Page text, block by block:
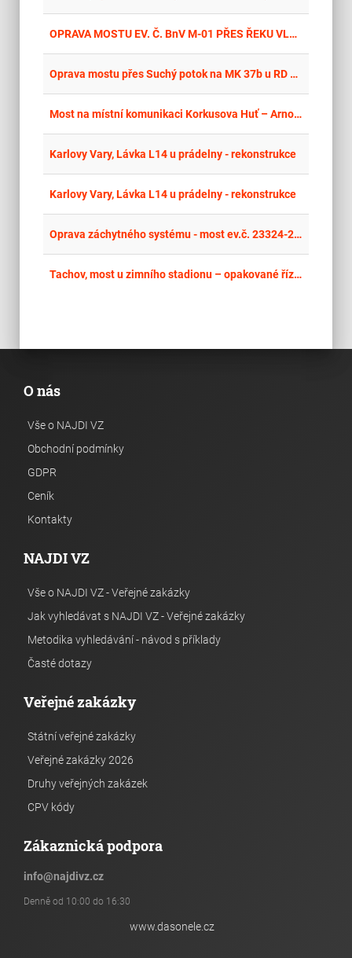
OPRAVA MOSTU EV. Č. BnV M-01 PŘES ŘEKU VLÁRU V BOHUSLAVICÍCH NAD VLÁŘÍ
Oprava mostu přes Suchý potok na MK 37b u RD č.p.32 v Bystřici
Most na místní komunikaci Korkusova Huť – Arnoštka
Karlovy Vary, Lávka L14 u prádelny - rekonstrukce
Karlovy Vary, Lávka L14 u prádelny - rekonstrukce
Oprava záchytného systému - most ev.č. 23324-2 Kamenec
Tachov, most u zimního stadionu – opakované řízení
O nás
Vše o NAJDI VZ
Obchodní podmínky
GDPR
Ceník
Kontakty
NAJDI VZ
Vše o NAJDI VZ - Veřejné zakázky
Jak vyhledávat s NAJDI VZ - Veřejné zakázky
Metodika vyhledávání - návod s příklady
Časté dotazy
Veřejné zakázky
Státní veřejné zakázky
Veřejné zakázky 2026
Druhy veřejných zakázek
CPV kódy
Zákaznická podpora
info@najdivz.cz
Denně od 10:00 do 16:30
www.dasonele.cz